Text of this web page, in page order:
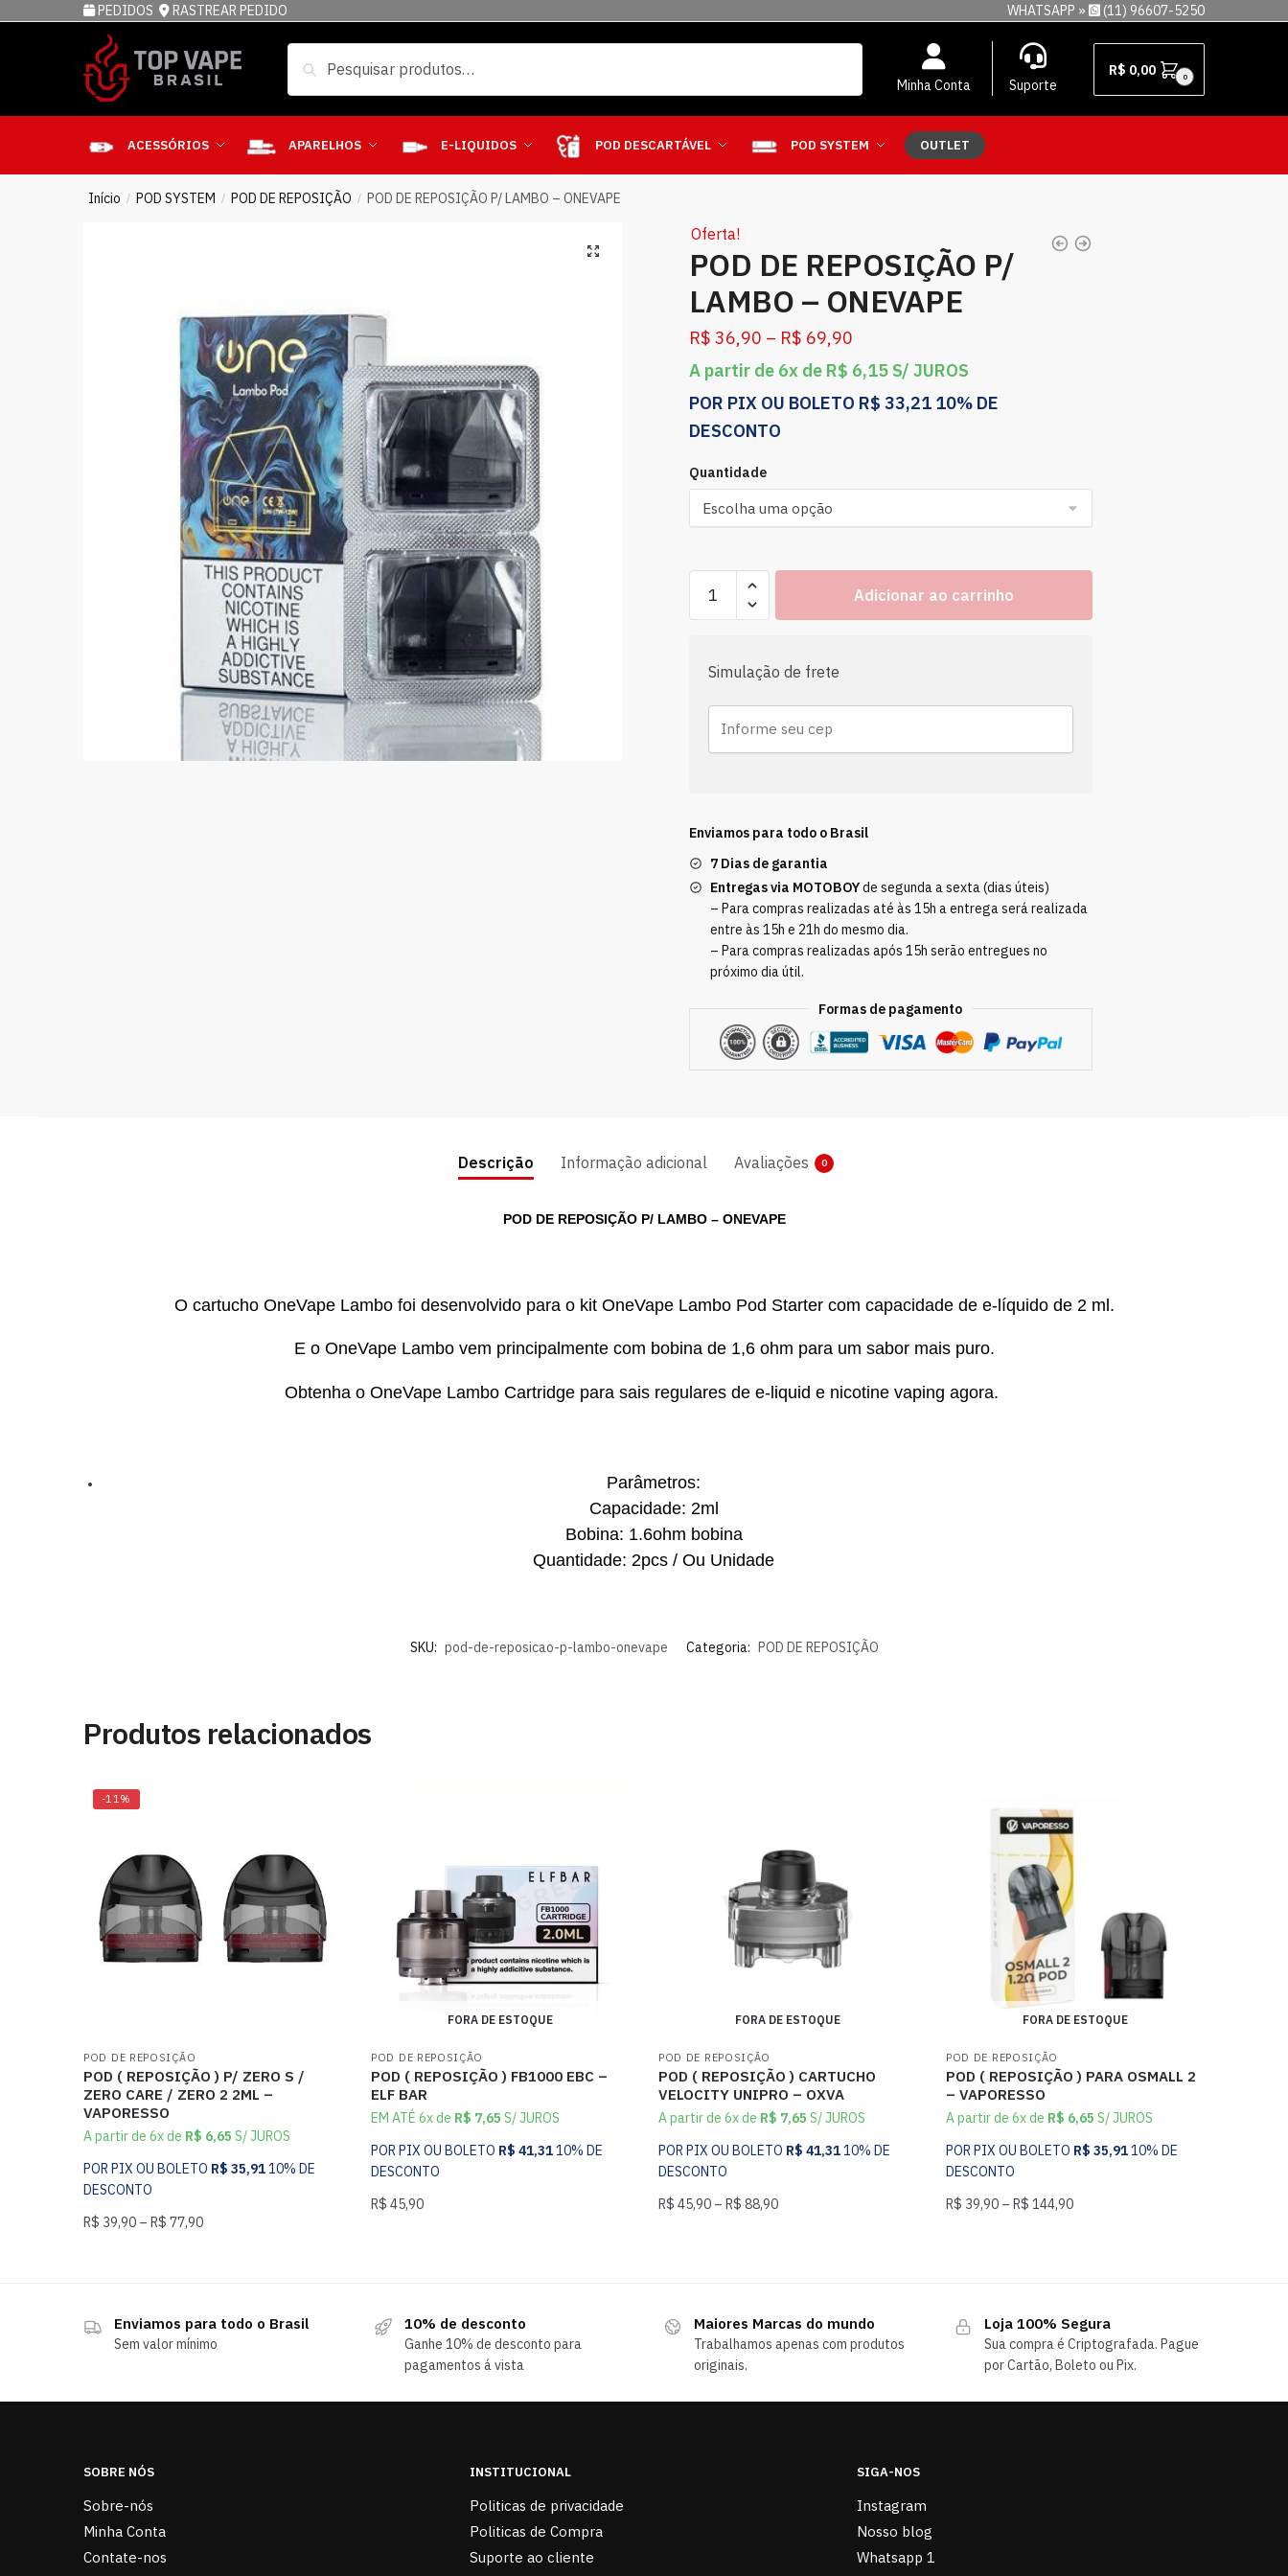
PEDIDOS RASTREAR PEDIDO WHATSAPP » (11) 96607-5250
Minha Conta Suporte
R$ 0,00 0
ACESSÓRIOS APARELHOS E-LIQUIDOS POD DESCARTÁVEL POD SYSTEM OUTLET
Início / POD SYSTEM / POD DE REPOSIÇÃO / POD DE REPOSIÇÃO P/ LAMBO – ONEVAPE
Oferta!
POD DE REPOSIÇÃO P/
LAMBO – ONEVAPE
R$ 36,90 – R$ 69,90
A partir de 6x de R$ 6,15 S/ JUROS
POR PIX OU BOLETO R$ 33,21 10% DE
DESCONTO
Quantidade
Adicionar ao carrinho
Simulação de frete
Enviamos para todo o Brasil
7 Dias de garantia
Entregas via MOTOBOYde segunda a sexta (dias úteis)
– Para compras realizadas até às 15h a entrega será realizada
entre às 15h e 21h do mesmo dia.
– Para compras realizadas após 15h serão entregues no
próximo dia útil.
Formas de pagamento
Descrição Informação adicional Avaliações 0
POD DE REPOSIÇÃO P/ LAMBO – ONEVAPE
O cartucho OneVape Lambo foi desenvolvido para o kit OneVape Lambo Pod Starter com capacidade de e-líquido de 2 ml.
E o OneVape Lambo vem principalmente com bobina de 1,6 ohm para um sabor mais puro.
Obtenha o OneVape Lambo Cartridge para sais regulares de e-liquid e nicotine vaping agora.
Parâmetros:
Capacidade: 2ml
Bobina: 1.6ohm bobina
Quantidade: 2pcs / Ou Unidade
SKU: pod-de-reposicao-p-lambo-onevape Categoria: POD DE REPOSIÇÃO
Produtos relacionados
-11%
POD DE REPOSIÇÃO
POD ( REPOSIÇÃO ) P/ ZERO S /
ZERO CARE / ZERO 2 2ML –
VAPORESSO
A partir de 6x de R$ 6,65 S/ JUROS
POR PIX OU BOLETO R$ 35,9110% DE
DESCONTO
R$ 39,90 –R$ 77,90
FORA DE ESTOQUE
POD DE REPOSIÇÃO
POD ( REPOSIÇÃO ) FB1000 EBC –
ELF BAR
EM ATÉ 6x de R$ 7,65 S/ JUROS
POR PIX OU BOLETO R$ 41,3110% DE
DESCONTO
R$ 45,90
FORA DE ESTOQUE
POD DE REPOSIÇÃO
POD ( REPOSIÇÃO ) CARTUCHO
VELOCITY UNIPRO – OXVA
A partir de 6x de R$ 7,65 S/ JUROS
POR PIX OU BOLETO R$ 41,3110% DE
DESCONTO
R$ 45,90– R$ 88,90
FORA DE ESTOQUE
POD DE REPOSIÇÃO
POD ( REPOSIÇÃO ) PARA OSMALL 2
– VAPORESSO
A partir de 6x de R$ 6,65 S/ JUROS
POR PIX OU BOLETO R$ 35,9110% DE
DESCONTO
R$ 39,90– R$ 144,90
Enviamos para todo o Brasil
Sem valor mínimo
10% de desconto
Ganhe 10% de desconto para
pagamentos á vista
Maiores Marcas do mundo
Trabalhamos apenas com produtos
originais.
Loja 100% Segura
Sua compra é Criptografada. Pague
por Cartão, Boleto ou Pix.
SOBRE NÓS
Sobre-nós
Minha Conta
Contate-nos
INSTITUCIONAL
Politicas de privacidade
Politicas de Compra
Suporte ao cliente
SIGA-NOS
Instagram
Nosso blog
Whatsapp 1